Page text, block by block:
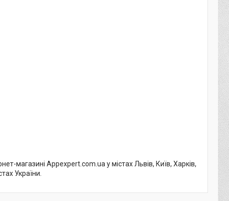
магазині Appexpert.com.ua у містах Львів, Київ, Харків,
України.